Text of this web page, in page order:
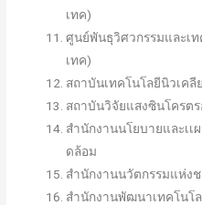
เทค)
ศูนย์พันธุวิศวกรรมและเ
เทค)
สถาบันเทคโนโลยีนิวเค
สถาบันวิจัยแสงซินโครต
สำนักงานนโยบายและเเ
ดล้อม
สำนักงานนวัตกรรมแห่ง
สำนักงานพัฒนาเทคโนโ